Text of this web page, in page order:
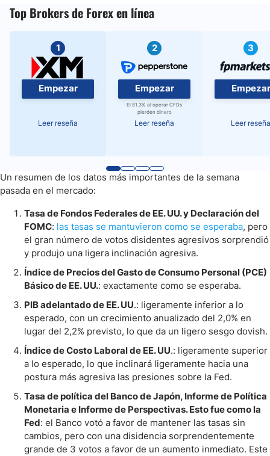
Top Brokers de Forex en línea
1
Empezar
Leer reseña
2
Empezar
El 81.3% al operar CFDs
pierden dinero
Leer reseña
3
Empezar
Leer reseña
Un resumen de los datos más importantes de la semana
pasada en el mercado:
Tasa de Fondos Federales de EE. UU. y Declaración del
FOMC: las tasas se mantuvieron como se esperaba, pero
el gran número de votos disidentes agresivos sorprendió
y produjo una ligera inclinación agresiva.
Índice de Precios del Gasto de Consumo Personal (PCE)
Básico de EE. UU.: exactamente como se esperaba.
PIB adelantado de EE. UU.: ligeramente inferior a lo
esperado, con un crecimiento anualizado del 2,0% en
lugar del 2,2% previsto, lo que da un ligero sesgo dovish.
Índice de Costo Laboral de EE. UU.: ligeramente superior
a lo esperado, lo que inclinará ligeramente hacia una
postura más agresiva las presiones sobre la Fed.
Tasa de política del Banco de Japón, Informe de Política
Monetaria e Informe de Perspectivas. Esto fue como la
Fed: el Banco votó a favor de mantener las tasas sin
cambios, pero con una disidencia sorprendentemente
grande de 3 votos a favor de un aumento inmediato. Este